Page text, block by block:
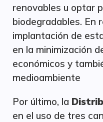
renovables u optar
biodegradables. En
implantación de
en la minimización
económicos y
medioambiente
Por último, la
en el uso de tres